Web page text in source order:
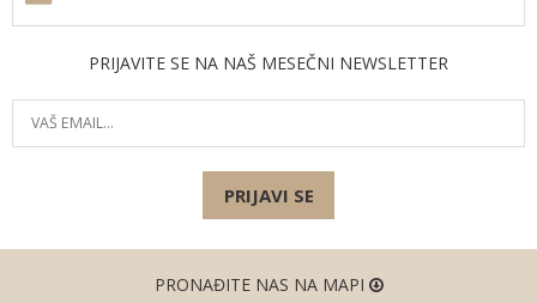
PRIJAVITE SE NA NAŠ MESEČNI NEWSLETTER
PRIJAVI SE
PRONAĐITE NAS NA MAPI